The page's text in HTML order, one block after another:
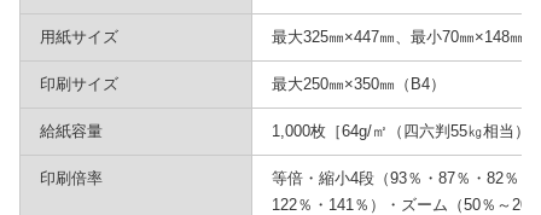
用紙サイズ 最大325㎜×447㎜、最小70㎜×148㎜
印刷サイズ 最大250㎜×350㎜（B4）
給紙容量 1,000枚［64g/㎡（四六判55㎏相当）
印刷倍率
等倍・縮小4段（93％・87％・82％
122％・141％）・ズーム（50％～